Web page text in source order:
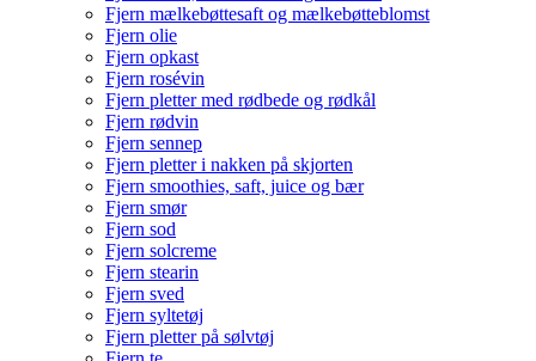
Fjern mælkebøttesaft og mælkebøtteblomst
Fjern olie
Fjern opkast
Fjern rosévin
Fjern pletter med rødbede og rødkål
Fjern rødvin
Fjern sennep
Fjern pletter i nakken på skjorten
Fjern smoothies, saft, juice og bær
Fjern smør
Fjern sod
Fjern solcreme
Fjern stearin
Fjern sved
Fjern syltetøj
Fjern pletter på sølvtøj